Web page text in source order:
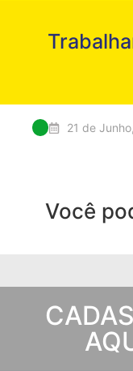
21 de
Você